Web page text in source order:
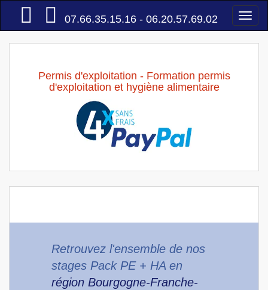
Accueil
07.66.35.15.16 - 06.20.57.69.02
Permis d'exploitation - Formation permis
d'exploitation et hygiène alimentaire
Retrouvez l'ensemble de nos
stages Pack PE + HA en
région Bourgogne-Franche-